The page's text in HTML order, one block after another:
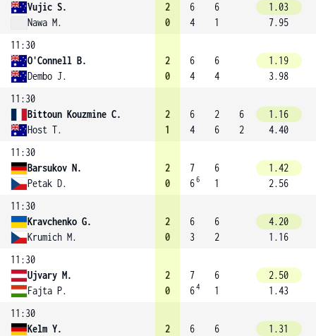
Vujic S.
Nawa M.
2
0
6
4
6
1
1.03
7.95
11:30
O'Connell B.
Dembo J.
2
0
6
4
6
4
1.19
3.98
11:30
Bittoun Kouzmine C.
Host T.
2
1
6
4
2
6
6
2
1.16
4.40
11:30
Barsukov N.
Petak D.
2
0
7
66
6
1
1.42
2.56
11:30
Kravchenko G.
Krumich M.
2
0
6
3
6
2
4.20
1.16
11:30
Ujvary M.
Fajta P.
2
0
7
64
6
1
2.50
1.43
11:30
Kelm Y.
2
6
6
1.31